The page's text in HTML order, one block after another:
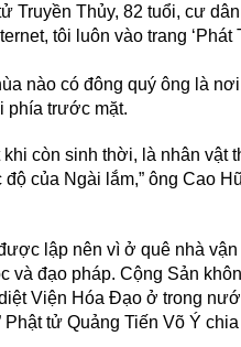
Truyền Thủy, 82 tuổi, cư
tôi luôn vào trang ‘Phát
nào có đông quý ông là
phía trước mặt.
còn sinh thời, là nhân vật
của Ngài lắm,” ông Cao
lập nên vì ở quê nhà
và đạo pháp. Cộng Sản
Viện Hóa Đạo ở trong
Phật tử Quảng Tiến Võ Ý